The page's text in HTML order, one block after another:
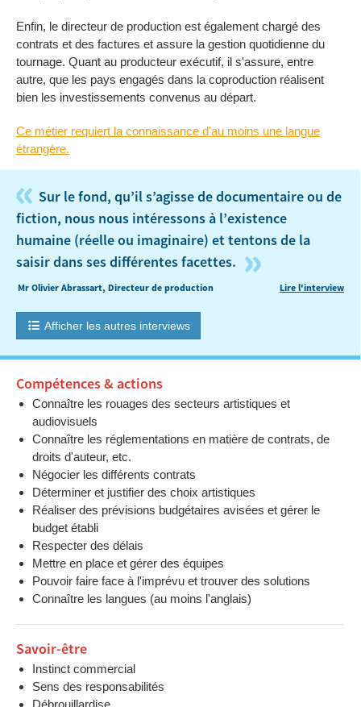
Enfin, le directeur de production est également chargé des
contrats et des factures et assure la gestion quotidienne du
tournage. Quant au producteur exécutif, il s'assure, entre
autre, que les pays engagés dans la coproduction réalisent
bien les investissements convenus au départ.
Ce métier requiert la connaissance d'au moins une langue
étrangère.
« Sur le fond, qu’il s’agisse de documentaire ou de
fiction, nous nous intéressons à l’existence
humaine (réelle ou imaginaire) et tentons de la
saisir dans ses différentes facettes. »
Mr Olivier Abrassart, Directeur de production Lire l'interview
Afficher les autres interviews
Compétences & actions
Connaître les rouages des secteurs artistiques et
audiovisuels
Connaître les réglementations en matière de contrats, de
droits d'auteur, etc.
Négocier les différents contrats
Déterminer et justifier des choix artistiques
Réaliser des prévisions budgétaires avisées et gérer le
budget établi
Respecter des délais
Mettre en place et gérer des équipes
Pouvoir faire face à l'imprévu et trouver des solutions
Connaître les langues (au moins l'anglais)
Savoir-être
Instinct commercial
Sens des responsabilités
Débrouillardise